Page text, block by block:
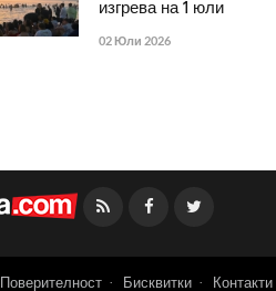
изгрева на 1 юли
02 Юли 2026
Facebook
Поверителност Бисквитки Контакти